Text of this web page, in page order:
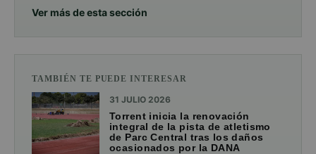
Ver más de esta sección
TAMBIÉN TE PUEDE INTERESAR
31 JULIO 2026
Torrent inicia la renovación
integral de la pista de atletismo
de Parc Central tras los daños
ocasionados por la DANA